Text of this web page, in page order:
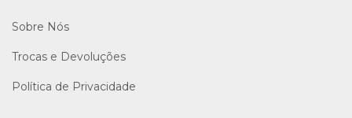
Sobre Nós
Trocas e Devoluções
Política de Privacidade